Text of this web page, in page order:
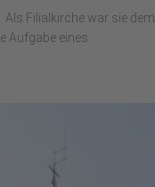
Als Filialkirche war sie dem
Aufgabe eines